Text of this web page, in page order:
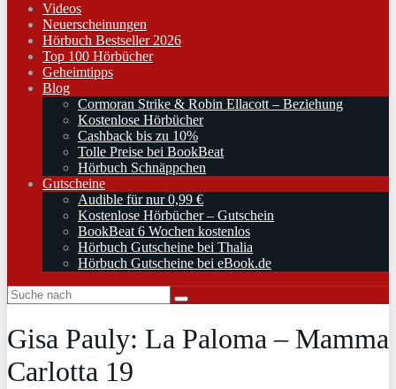
Videos
Neuerscheinungen
Hörbuch Bestseller 2026
Top 100 Hörbücher
Geheimtipps
Blog
Cormoran Strike & Robin Ellacott – Beziehung
Kostenlose Hörbücher
Cashback bis zu 10%
Tolle Preise bei BookBeat
Hörbuch Schnäppchen
Gutscheine
Audible für nur 0,99 €
Kostenlose Hörbücher – Gutschein
BookBeat 6 Wochen kostenlos
Hörbuch Gutscheine bei Thalia
Hörbuch Gutscheine bei eBook.de
Gisa Pauly: La Paloma – Mamma
Carlotta 19